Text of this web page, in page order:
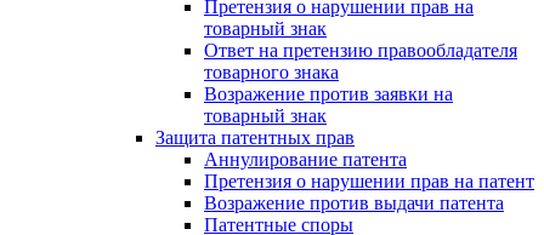
Претензия о нарушении прав на
товарный знак
Ответ на претензию правообладателя
товарного знака
Возражение против заявки на
товарный знак
Защита патентных прав
Аннулирование патента
Претензия о нарушении прав на патент
Возражение против выдачи патента
Патентные споры